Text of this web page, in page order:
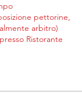
pettorine,
arbitro)
Ristorante
è
il modulo di
compilabilequi,
per attività